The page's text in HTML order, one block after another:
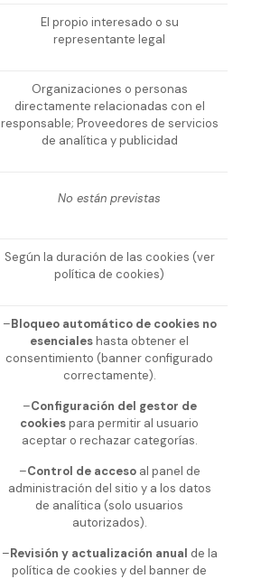
El propio interesado o su
representante legal
Organizaciones o personas
directamente relacionadas con el
responsable; Proveedores de servicios
de analítica y publicidad
No están previstas
Según la duración de las cookies (ver
política de cookies)
–Bloqueo automático de cookies no
esencialeshasta obtener el
consentimiento (banner configurado
correctamente).
–Configuración del gestor de
cookiespara permitir al usuario
aceptar o rechazar categorías.
–Control de accesoal panel de
administración del sitio y a los datos
de analítica (solo usuarios
autorizados).
–Revisión y actualización anual de la
política de cookies y del banner de